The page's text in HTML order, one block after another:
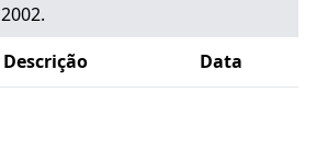
2002.
Descrição Data